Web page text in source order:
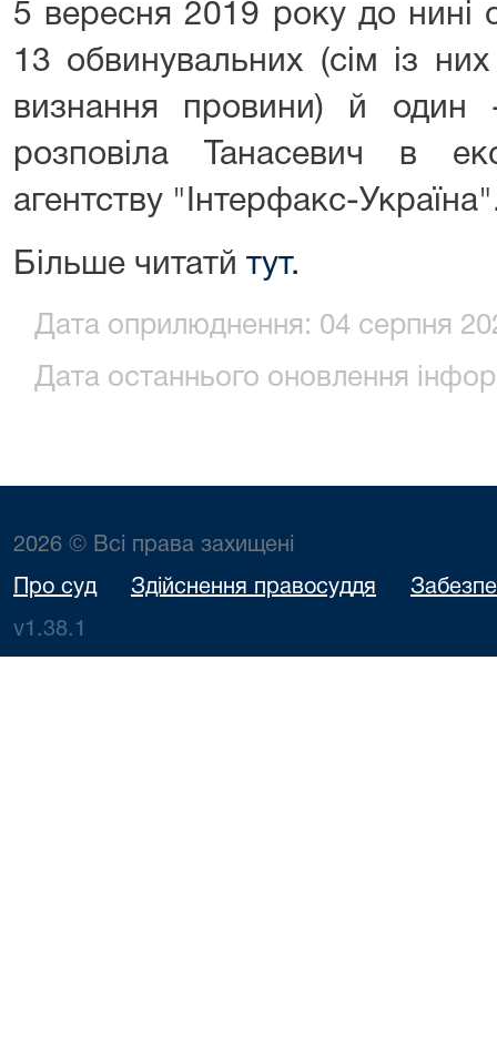
5 вересня 2019 року до нині
13 обвинувальних (сім із
визнання провини) й один
розповіла Танасевич в
агентству "Інтерфакс-
Більше читатй тут.
Дата оприлюднення: 04 серпня
Дата останнього оновлення
2026 © Всі права захищені
Про суд Здійснення правосуддя
v1.38.1